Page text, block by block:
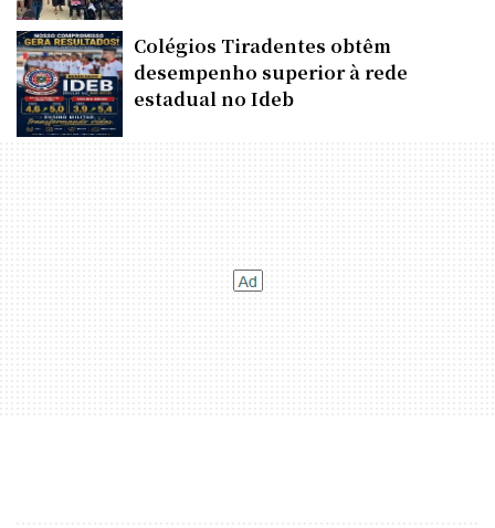
Colégios Tiradentes obtêm
desempenho superior à rede
estadual no Ideb